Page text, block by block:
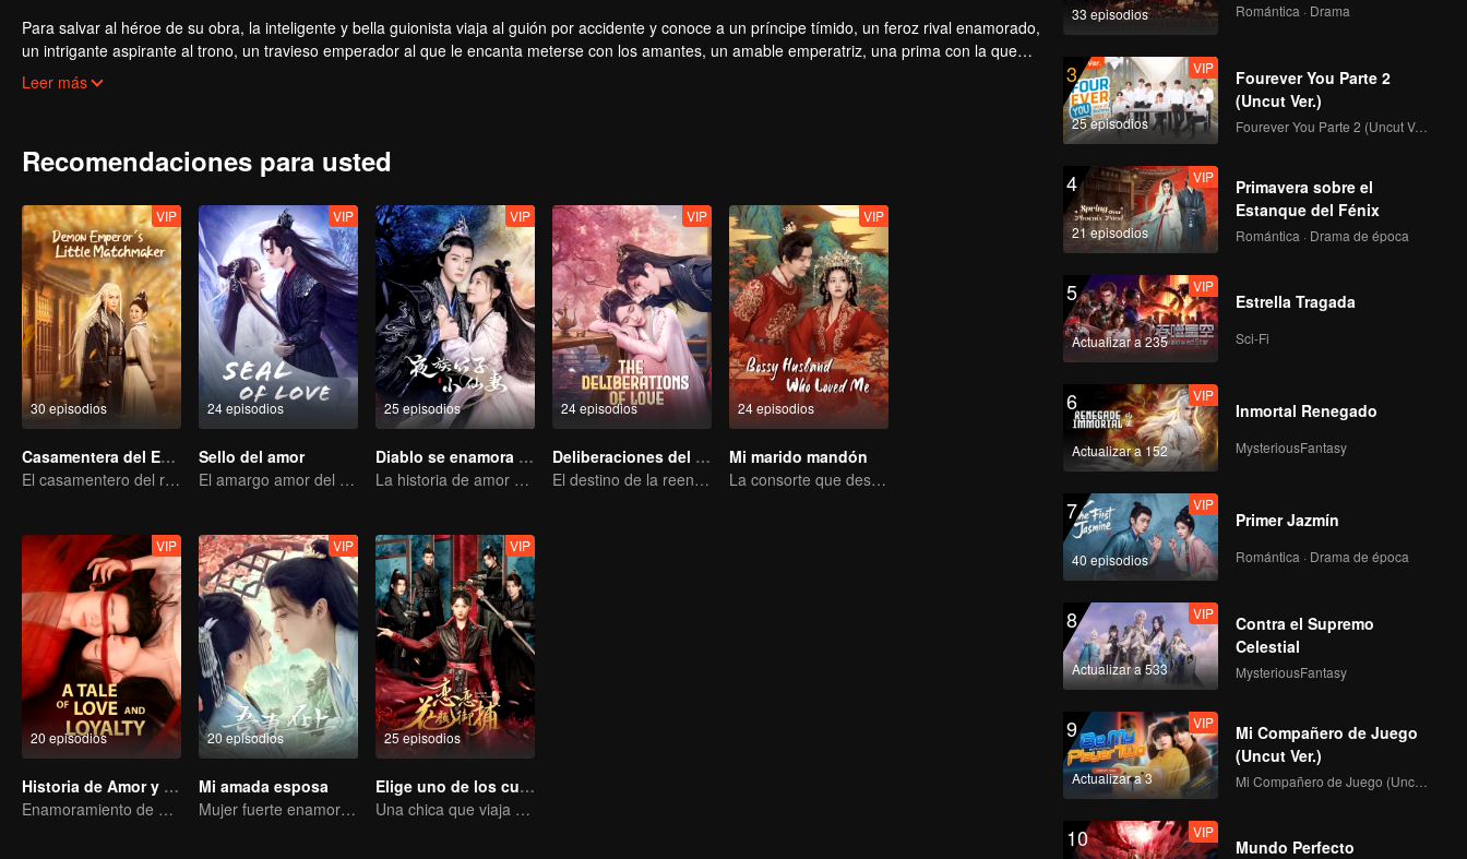
Para salvar al héroe de su obra, la inteligente y bella guionista viaja al guión por accidente y conoce a un príncipe tímido, un feroz rival enamorado,
un intrigante aspirante al trono, un travieso emperador al que le encanta meterse con los amantes, un amable emperatriz, una prima con la que
creció y una madre abierta y moderna... ¿Podrá la heroína salvar el día y conseguir lo que quiere?
Leer más
Recomendaciones para usted
30 episodios
VIP
Casamentera del Emperador Demonio
El casamentero del reino de las hadas
24 episodios
VIP
Sello del amor
El amargo amor del Diablo Supremo por el Rey de Demonios
25 episodios
VIP
Diablo se enamora de Hada
La historia de amor entre un hada vivaz y un diablo de rostro frío
24 episodios
VIP
Deliberaciones del Amor
El destino de la reencarnación cíclica recayó sobre Qingqing
24 episodios
VIP
Mi marido mandón
La consorte que desafió su destino
20 episodios
VIP
Historia de Amor y Lealtad
Enamoramiento de por vida por el vínculo eterno
20 episodios
VIP
Mi amada esposa
Mujer fuerte enamorándose de hombre delicado
25 episodios
VIP
Elige uno de los cuatro
Una chica que viaja en el tiempo conquista a cuatro apuestos hombres
33 episodios Romántica · Drama
3
25 episodios
VIP
Fourever You Parte 2
(Uncut Ver.)
Fourever You Parte 2 (Uncut Ver.)
4
21 episodios
VIP
Primavera sobre el
Estanque del Fénix
Romántica · Drama de época
5
Actualizar a 235
VIP
Estrella Tragada
Sci-Fi
6
Actualizar a 152
VIP
Inmortal Renegado
MysteriousFantasy
7
40 episodios
VIP
Primer Jazmín
Romántica · Drama de época
8
Actualizar a 533
VIP
Contra el Supremo
Celestial
MysteriousFantasy
9
Actualizar a 3
VIP
Mi Compañero de Juego
(Uncut Ver.)
Mi Compañero de Juego (Uncut Ver.)
10 VIP
Mundo Perfecto